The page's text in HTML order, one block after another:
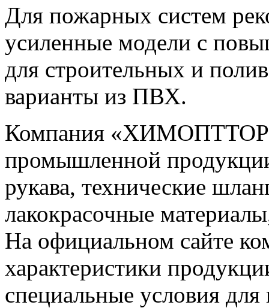
Для пожарных систем
усиленные модели с
для строительных и
варианты из ПВХ.
Компания
промышленной
рукава, технические
лакокрасочные
На официальном сайте
характеристики
специальные условия